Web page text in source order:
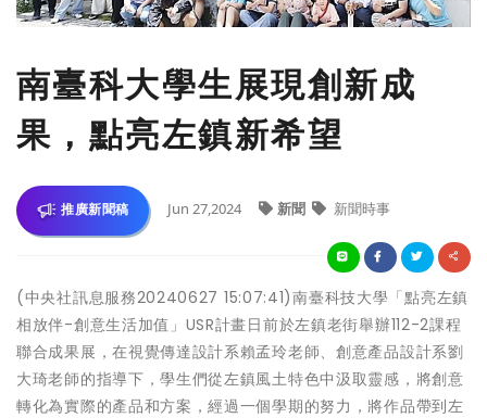
南臺科大學生展現創新成
果，點亮左鎮新希望
推廣新聞稿 Jun 27,2024 新聞 新聞時事
(中央社訊息服務20240627 15:07:41)南臺科技大學「點亮左鎮
相放伴-創意生活加值」USR計畫日前於左鎮老街舉辦112-2課程
聯合成果展，在視覺傳達設計系賴孟玲老師、創意產品設計系劉
大琦老師的指導下，學生們從左鎮風土特色中汲取靈感，將創意
轉化為實際的產品和方案，經過一個學期的努力，將作品帶到左